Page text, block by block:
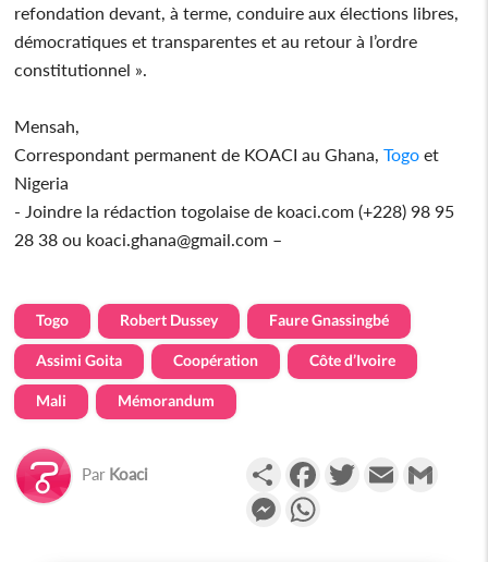
refondation devant, à terme, conduire aux élections libres,
démocratiques et transparentes et au retour à l’ordre
constitutionnel ».
Mensah,
Correspondant permanent de KOACI au Ghana,Togo et
Nigeria
- Joindre la rédaction togolaise de koaci.com (+228) 98 95
28 38 ou koaci.ghana@gmail.com –
Togo Robert Dussey Faure Gnassingbé
Assimi Goita Coopération Côte d’Ivoire
Mali Mémorandum
Par Koaci PartagerFacebookTwitterEmail
Messenger